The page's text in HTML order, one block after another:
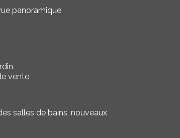
panoramique
vente
salles de bains, nouveaux